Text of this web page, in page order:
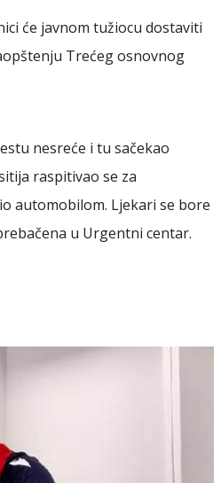
će javnom tužiocu dostaviti
Trećeg osnovnog
nesreće i tu sačekao
raspitivao se za
automobilom. Ljekari se bore
u Urgentni centar.